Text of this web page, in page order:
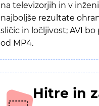
na televizorjih in v
najboljše rezultate
sličic in ločljivost; AVI
od MP4.
Hitre in